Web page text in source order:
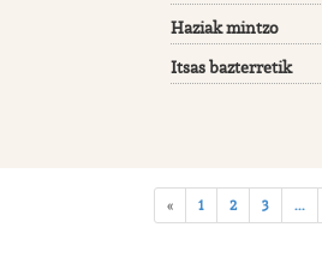
Haziak mintzo
Itsas bazterretik
« 1 2 3 ...